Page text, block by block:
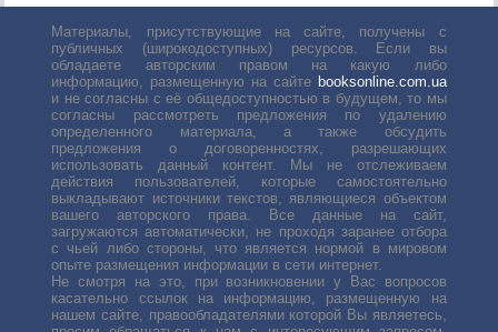
Материалы, присутствующие на сайте, получены с
публичных (широкодоступных) ресурсов. Если вы
обладаете авторским правом на какую либо
информацию, размещенную на сайте booksonline.com.ua
и не согласны с её общедоступностью в будущем, то мы
согласны рассмотреть предложения по удалению
определенного материала, а также обсудить
предложения о договоренностях, разрешающих
использовать данный контент. Мы не отслеживаем
действия пользователей, которые самостоятельно
выкладывают источники текстов, являющиеся объектом
вашего авторского права. Все данные на сайт,
загружаются автоматически, не проходя заранее отбора
с чьей либо стороны, что является нормой в мировом
опыте размещения информации в сети интернет.
Не смотря на это, при возникновении у Вас вопросов
касательно ссылок на информацию, размещенную на
нашем сайте, правообладателями которой Вы являетесь,